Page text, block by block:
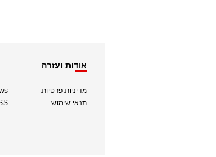
אודות ועזרה
מדיניות פרטיות
תנאי שימוש